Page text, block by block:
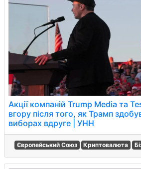
Акції компаній Trump Media та
вгору після того, як Трамп
виборах вдруге | УНН
Європейський Союз Криптовалюта